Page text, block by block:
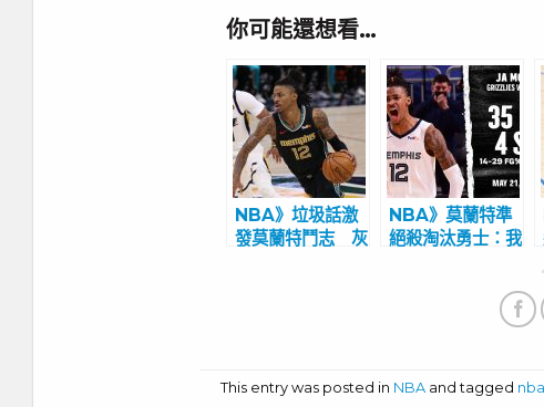
你可能還想看…
NBA》垃圾話激
發莫蘭特鬥志 灰
NBA》莫蘭特準
絕殺淘汰勇士：我
This entry was posted in NBA and tagged